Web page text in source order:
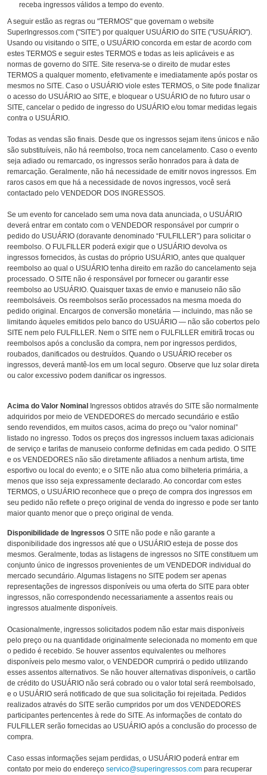
receba ingressos válidos a tempo do evento.
A seguir estão as regras ou "TERMOS" que governam o website
SuperIngressos.com ("SITE") por qualquer USUÁRIO do SITE ("USUÁRIO").
Usando ou visitando o SITE, o USUÁRIO concorda em estar de acordo com
estes TERMOS e seguir estes TERMOS e todas as leis aplicáveis e as
normas de governo do SITE. Site reserva-se o direito de mudar estes
TERMOS a qualquer momento, efetivamente e imediatamente após postar os
mesmos no SITE. Caso o USUÁRIO viole estes TERMOS, o Site pode finalizar
o acesso do USUÁRIO ao SITE, e bloquear o USUÁRIO de no futuro usar o
SITE, cancelar o pedido de ingresso do USUÁRIO e/ou tomar medidas legais
contra o USUÁRIO.
Todas as vendas são finais. Desde que os ingressos sejam itens únicos e não
são substituíveis, não há reembolso, troca nem cancelamento. Caso o evento
seja adiado ou remarcado, os ingressos serão honrados para à data de
remarcação. Geralmente, não há necessidade de emitir novos ingressos. Em
raros casos em que há a necessidade de novos ingressos, você será
contactado pelo VENDEDOR DOS INGRESSOS.
Se um evento for cancelado sem uma nova data anunciada, o USUÁRIO
deverá entrar em contato com o VENDEDOR responsável por cumprir o
pedido do USUÁRIO (doravante denominado “FULFILLER”) para solicitar o
reembolso. O FULFILLER poderá exigir que o USUÁRIO devolva os
ingressos fornecidos, às custas do próprio USUÁRIO, antes que qualquer
reembolso ao qual o USUÁRIO tenha direito em razão do cancelamento seja
processado. O SITE não é responsável por fornecer ou garantir esse
reembolso ao USUÁRIO. Quaisquer taxas de envio e manuseio não são
reembolsáveis. Os reembolsos serão processados na mesma moeda do
pedido original. Encargos de conversão monetária — incluindo, mas não se
limitando àqueles emitidos pelo banco do USUÁRIO — não são cobertos pelo
SITE nem pelo FULFILLER. Nem o SITE nem o FULFILLER emitirã trocas ou
reembolsos após a conclusão da compra, nem por ingressos perdidos,
roubados, danificados ou destruídos. Quando o USUÁRIO receber os
ingressos, deverá mantê-los em um local seguro. Observe que luz solar direta
ou calor excessivo podem danificar os ingressos.
Acima do Valor Nominal
Ingressos obtidos através do SITE são normalmente
adquiridos por meio de VENDEDORES do mercado secundário e estão
sendo revendidos, em muitos casos, acima do preço ou “valor nominal”
listado no ingresso. Todos os preços dos ingressos incluem taxas adicionais
de serviço e tarifas de manuseio conforme definidas em cada pedido. O SITE
e os VENDEDORES não são diretamente afiliados a nenhum artista, time
esportivo ou local do evento; e o SITE não atua como bilheteria primária, a
menos que isso seja expressamente declarado. Ao concordar com estes
TERMOS, o USUÁRIO reconhece que o preço de compra dos ingressos em
seu pedido não reflete o preço original de venda do ingresso e pode ser tanto
maior quanto menor que o preço original de venda.
Disponibilidade de Ingressos O SITE não pode e não garante a
disponibilidade dos ingressos até que o USUÁRIO esteja de posse dos
mesmos. Geralmente, todas as listagens de ingressos no SITE constituem um
conjunto único de ingressos provenientes de um VENDEDOR individual do
mercado secundário. Algumas listagens no SITE podem ser apenas
representações de ingressos disponíveis ou uma oferta do SITE para obter
ingressos, não correspondendo necessariamente a assentos reais ou
ingressos atualmente disponíveis.
Ocasionalmente, ingressos solicitados podem não estar mais disponíveis
pelo preço ou na quantidade originalmente selecionada no momento em que
o pedido é recebido. Se houver assentos equivalentes ou melhores
disponíveis pelo mesmo valor, o VENDEDOR cumprirá o pedido utilizando
esses assentos alternativos. Se não houver alternativas disponíveis, o cartão
de crédito do USUÁRIO não será cobrado ou o valor total será reembolsado,
e o USUÁRIO será notificado de que sua solicitação foi rejeitada. Pedidos
realizados através do SITE serão cumpridos por um dos VENDEDORES
participantes pertencentes à rede do SITE. As informações de contato do
FULFILLER serão fornecidas ao USUÁRIO após a conclusão do processo de
compra.
Caso essas informações sejam perdidas, o USUÁRIO poderá entrar em
contato por meio do endereço servico@superingressos.com para recuperar